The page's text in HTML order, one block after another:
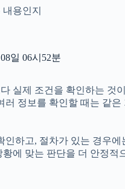
용인지
일 06시52분
실제 조건을 확인하는 것
정보를 확인할 때는 같
하고, 절차가 있는 경우
에 맞는 판단을 더 안정적